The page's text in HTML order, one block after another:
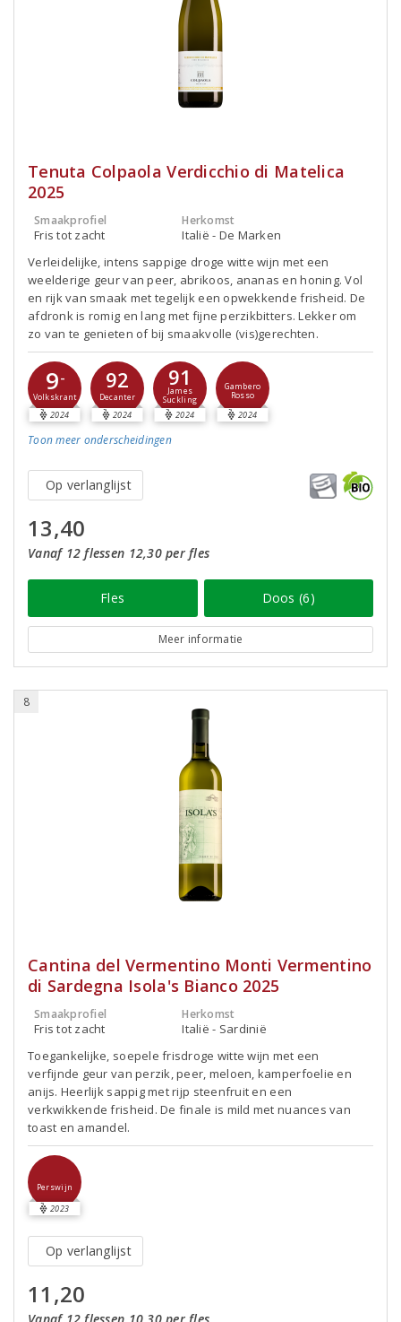
Tenuta Colpaola Verdicchio di Matelica
2025
Smaakprofiel
Fris tot zacht
Herkomst
Italië - De Marken
Verleidelijke, intens sappige droge witte wijn met een
weelderige geur van peer, abrikoos, ananas en honing. Vol
en rijk van smaak met tegelijk een opwekkende frisheid. De
afdronk is romig en lang met fijne perzikbitters. Lekker om
zo van te genieten of bij smaakvolle (vis)gerechten.
9-
Volkskrant
2024
92
Decanter
2024
91
James
Suckling
2024
Gambero
Rosso
2024
Toon meer onderscheidingen
Op verlanglijst
13,40
Vanaf 12 flessen 12,30 per fles
Fles Doos (6)
Meer informatie
8
Cantina del Vermentino Monti Vermentino
di Sardegna Isola's Bianco 2025
Smaakprofiel
Fris tot zacht
Herkomst
Italië - Sardinië
Toegankelijke, soepele frisdroge witte wijn met een
verfijnde geur van perzik, peer, meloen, kamperfoelie en
anijs. Heerlijk sappig met rijp steenfruit en een
verkwikkende frisheid. De finale is mild met nuances van
toast en amandel.
Perswijn
2023
Op verlanglijst
11,20